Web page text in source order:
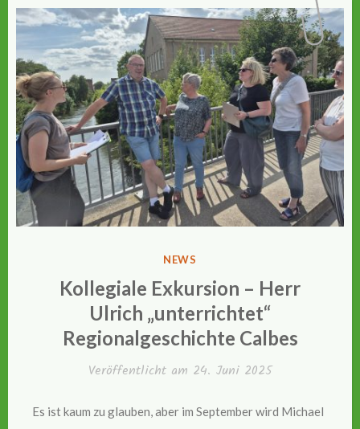
VERÖFFENTLICHT
NEWS
Kollegiale Exkursion – Herr
Ulrich „unterrichtet“
Regionalgeschichte Calbes
Veröffentlicht am 24. Juni 2025
Es ist kaum zu glauben, aber im September wird Michael